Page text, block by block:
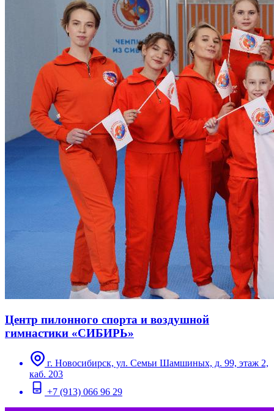
Центр пилонного спорта и воздушной
гимнастики «СИБИРЬ»
г. Новосибирск, ул. Семьи Шамшиных, д. 99, этаж 2,
каб. 203
+7 (913) 066 96 29